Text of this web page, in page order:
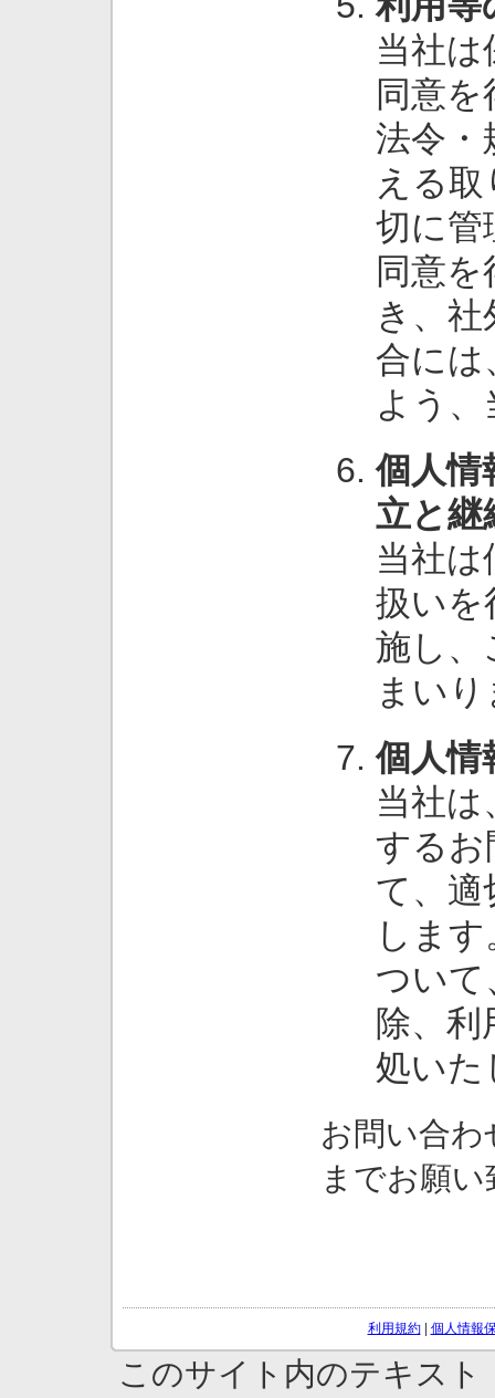
当社は
同意
法令・
える
切に管
同意
き、
合には
よう
個人情
立と継
当社
扱いを
施し、
まい
個人情
当社
するお
て、適
しま
ついて
除、利
処いた
お問い合わ
までお願
利用規約| 個人情報
このサイト内のテキス